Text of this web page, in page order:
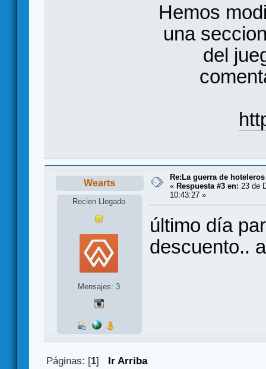
Hemos
una
del
Wearts
Recien Llegado
Mensajes: 3
Re:La guerra de
« Respuesta #3 en: 23 de
10:43:27 »
último día
descuento..
Páginas: [1] Ir Arriba